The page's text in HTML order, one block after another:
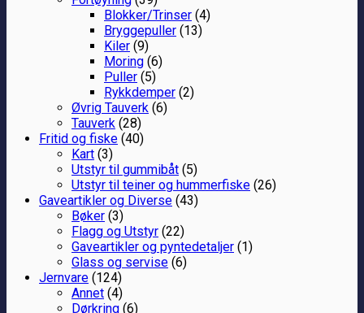
Blokker/Trinser (4)
Bryggepuller (13)
Kiler (9)
Moring (6)
Puller (5)
Rykkdemper (2)
Øvrig Tauverk (6)
Tauverk (28)
Fritid og fiske (40)
Kart (3)
Utstyr til gummibåt (5)
Utstyr til teiner og hummerfiske (26)
Gaveartikler og Diverse (43)
Bøker (3)
Flagg og Utstyr (22)
Gaveartikler og pyntedetaljer (1)
Glass og servise (6)
Jernvare (124)
Annet (4)
Dørkring (6)